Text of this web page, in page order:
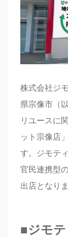
株式会社ジ
県宗像市（
リユースに
ット宗像店
す。ジモテ
官民連携型
出店となりま
■ジモ